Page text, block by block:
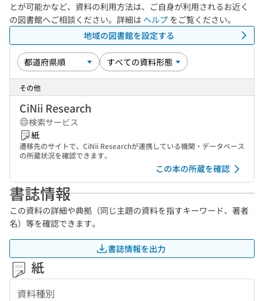
とが可能かなど、資料の利用方法は、ご自身が利用されるお近く
の図書館へご相談ください。詳細は ヘルプ をご覧ください。
地域の図書館を設定する
その他
CiNii Research
検索サービス
紙
遷移先のサイトで、CiNii Researchが連携している機関・データベース
の所蔵状況を確認できます。
この本の所蔵を確認
書誌情報
この資料の詳細や典拠（同じ主題の資料を指すキーワード、著者
名）等を確認できます。
書誌情報を出力
紙
資料種別